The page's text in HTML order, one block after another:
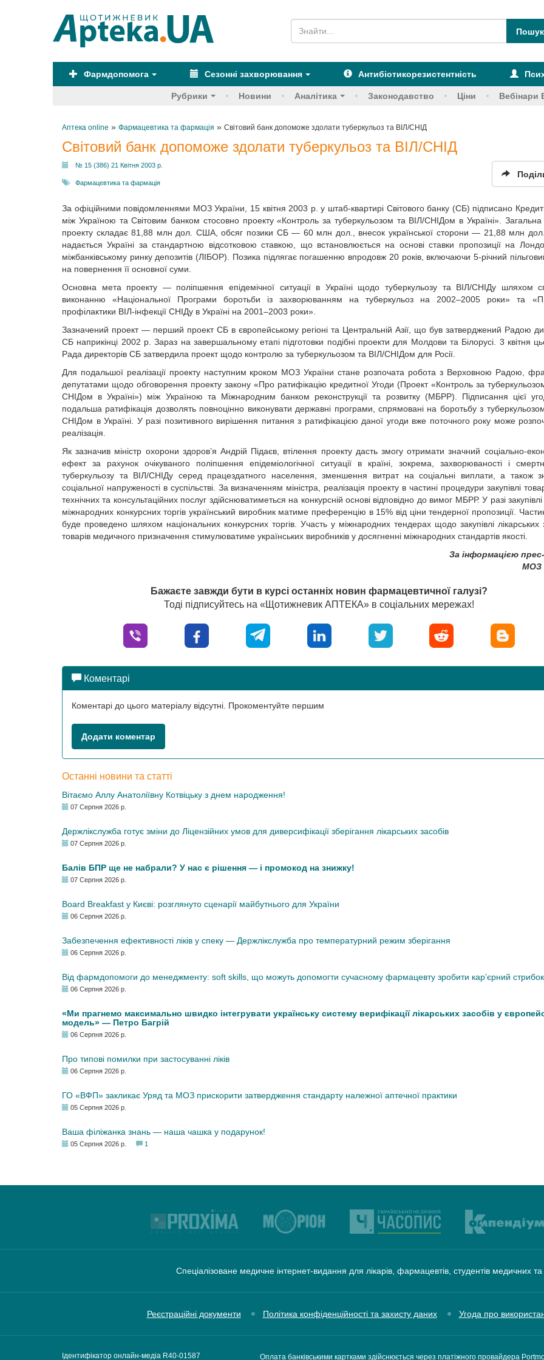
Фармдопомога Сезонні захворювання Антибіотикорезистентність
Рубрики Новини Аналітика Законодавство Ціни Вебінари
Аптека online » Фармацевтика та фармація » Світовий банк допоможе здолати туберкульоз та ВІЛ/СНІД
Світовий банк допоможе здолати туберкульоз та ВІЛ/СНІД
№ 15 (386) 21 Квітня 2003 р.
Фармацевтика та фармація
За офіційними повідомленнями МОЗ України, 15 квітня 2003 р. у штаб-квартирі Світового банку (СБ) підписано
між Україною та Світовим банком стосовно проекту «Контроль за туберкульозом та ВІЛ/СНІДом в Україні». Загальна
проекту складає 81,88 млн дол. США, обсяг позики СБ — 60 млн дол., внесок української сторони — 21,88 млн
надається Україні за стандартною відсотковою ставкою, що встановлюється на основі ставки пропозиції на
міжбанківському ринку депозитів (ЛІБОР). Позика підлягає погашенню впродовж 20 років, включаючи 5-річний
на повернення її основної суми.
Основна мета проекту — поліпшення епідемічної ситуації в Україні щодо туберкульозу та ВІЛ/СНІДу шляхом
виконанню «Національної Програми боротьби із захворюванням на туберкульоз на 2002–2005 роки» та
профілактики ВІЛ-інфекції СНІДу в Україні на 2001–2003 роки».
Зазначений проект — перший проект СБ в європейському регіоні та Центральній Азії, що був затверджений Радою
СБ наприкінці 2002 р. Зараз на завершальному етапі підготовки подібні проекти для Молдови та Білорусі. 3 квітня
Рада директорів СБ затвердила проект щодо контролю за туберкульозом та ВІЛ/СНІДом для Росії.
Для подальшої реалізації проекту наступним кроком МОЗ України стане розпочата робота з Верховною Радою,
депутатами щодо обговорення проекту закону «Про ратифікацію кредитної Угоди (Проект «Контроль за
СНІДом в Україні») між Україною та Міжнародним банком реконструкції та розвитку (МБРР). Підписання цієї
подальша ратифікація дозволять повноцінно виконувати державні програми, спрямовані на боротьбу з
СНІДом в Україні. У разі позитивного вирішення питання з ратифікацією даної угоди вже поточного року може
реалізація.
Як зазначив міністр охорони здоров’я Андрій Підаєв, втілення проекту дасть змогу отримати значний соціально-
ефект за рахунок очікуваного поліпшення епідеміологічної ситуації в країні, зокрема, захворюваності і
туберкульозу та ВІЛ/СНІДу серед працездатного населення, зменшення витрат на соціальні виплати, а також
соціальної напруженості в суспільстві. За визначенням міністра, реалізація проекту в частині процедури закупівлі
технічних та консультаційних послуг здійснюватиметься на конкурсній основі відповідно до вимог МБРР. У разі
міжнародних конкурсних торгів український виробник матиме преференцію в 15% від ціни тендерної пропозиції.
буде проведено шляхом національних конкурсних торгів. Участь у міжнародних тендерах щодо закупівлі лікарських
товарів медичного призначення стимулюватиме українських виробників у досягненні міжнародних стандартів якості.
За інформацією
МОЗ
Бажаєте завжди бути в курсі останніх новин фармацевтичної галузі?
Тоді підписуйтесь на «Щотижневик АПТЕКА» в соціальних мережах!
Коментарі
Коментарі до цього матеріалу відсутні. Прокоментуйте першим
Додати коментар
Останні новини та статті
Вітаємо Аллу Анатоліївну Котвіцьку з днем народження!
07 Серпня 2026 р.
Держлікслужба готує зміни до Ліцензійних умов для диверсифікації зберігання лікарських засобів
07 Серпня 2026 р.
Балів БПР ще не набрали? У нас є рішення — і промокод на знижку!
07 Серпня 2026 р.
Board Breakfast у Києві: розглянуто сценарії майбутнього для України
06 Серпня 2026 р.
Забезпечення ефективності ліків у спеку — Держлікслужба про температурний режим зберігання
06 Серпня 2026 р.
Від фармдопомоги до менеджменту: soft skills, що можуть допомогти сучасному фармацевту зробити кар’єрний стрибок
06 Серпня 2026 р.
«Ми прагнемо максимально швидко інтегрувати українську систему верифікації лікарських засобів у
модель» — Петро Багрій
06 Серпня 2026 р.
Про типові помилки при застосуванні ліків
06 Серпня 2026 р.
ГО «ВФП» закликає Уряд та МОЗ прискорити затвердження стандарту належної аптечної практики
05 Серпня 2026 р.
Ваша філіжанка знань — наша чашка у подарунок!
05 Серпня 2026 р. 1
Спеціалізоване медичне інтернет-видання для лікарів, фармацевтів, студентів медичних
Реєстраційні документи Політика конфіденційності та захисту даних Угода про
Ідентифікатор онлайн-медіа R40-01587 Оплата банківськими картками здійснюється через платіжного провайдера